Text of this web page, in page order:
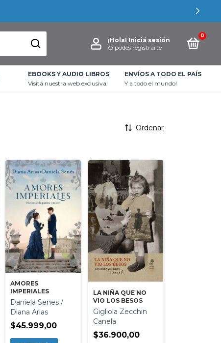
¡Hola! Iniciá sesión
O podés registrarte
0
EBOOKS Y AUDIO LIBROS
Visitá nuestra web exclusiva!
ENVÍOS A TODO EL PAÍS
Y a todo el mundo!
Ordenar
AMORES
IMPERIALES
Daniela Senes /
Diana Arias
$45.999,00
LA NIÑA QUE NO
VIO LOS BESOS
Gigliola Zecchin
Canela
$36.900,00